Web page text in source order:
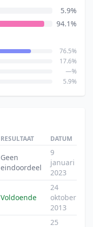
5.9%
94.1%
76.5%
17.6%
—%
5.9%
RESULTAAT DATUM
Geen
eindoordeel
9
januari
2023
Voldoende
24
oktober
2013
25